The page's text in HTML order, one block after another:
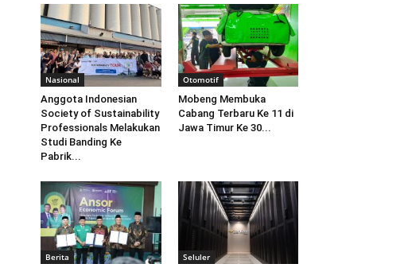
Nasional
Anggota Indonesian
Society of Sustainability
Professionals Melakukan
Studi Banding Ke
Pabrik...
Otomotif
Mobeng Membuka
Cabang Terbaru Ke 11 di
Jawa Timur Ke 30...
Berita Seluler